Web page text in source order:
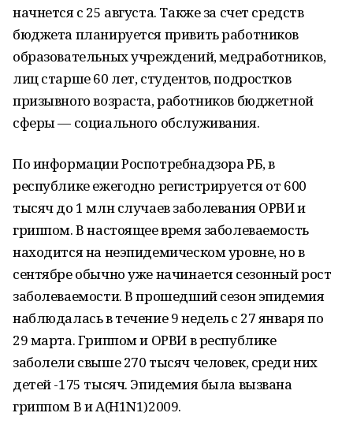
начнется с 25 августа. Также за счет средств
бюджета планируется привить работников
образовательных учреждений, медработников,
лиц старше 60 лет, студентов, подростков
призывного возраста, работников бюджетной
сферы — социального обслуживания.
По информации Роспотребнадзора РБ, в
республике ежегодно регистрируется от 600
тысяч до 1 млн случаев заболевания ОРВИ и
гриппом. В настоящее время заболеваемость
находится на неэпидемическом уровне, но в
сентябре обычно уже начинается сезонный рост
заболеваемости. В прошедший сезон эпидемия
наблюдалась в течение 9 недель с 27 января по
29 марта. Гриппом и ОРВИ в республике
заболели свыше 270 тысяч человек, среди них
детей -175 тысяч. Эпидемия была вызвана
гриппом В и А(H1N1)2009.